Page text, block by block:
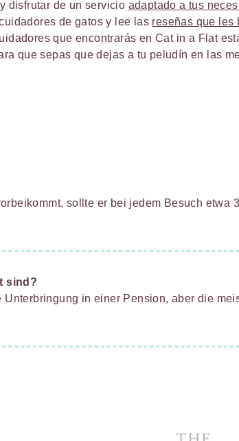
disfrutar de un servicio adaptado a tus
de gatos y lee las reseñas que les
que encontrarás en Cat in a Flat
que sepas que dejas a tu peludín en las
sollte er bei jedem Besuch etwa
sind?
in einer Pension, aber die